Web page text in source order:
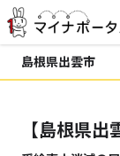
島根県出雲市
【島根県